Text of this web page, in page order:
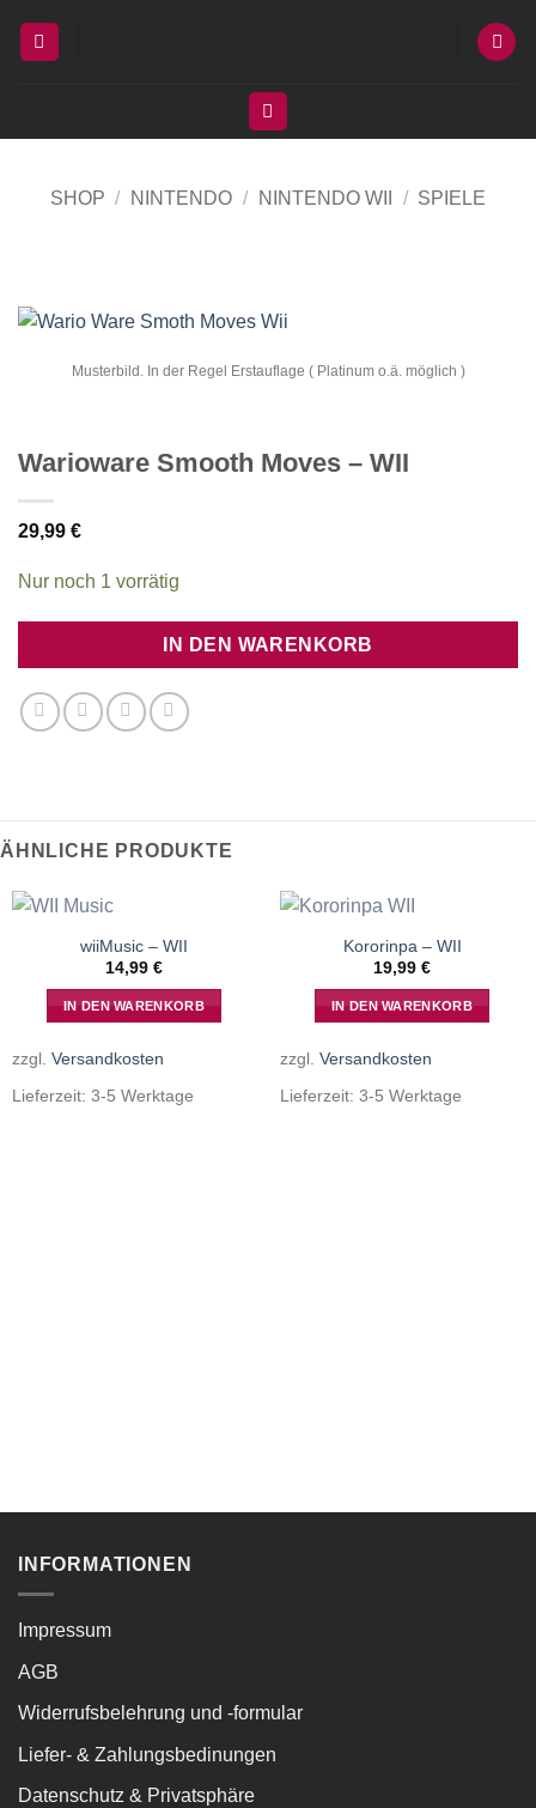
Inhalt
SHOP / NINTENDO / NINTENDO WII / SPIELE
Musterbild. In der Regel Erstauflage ( Platinum o.ä. möglich )
Warioware Smooth Moves – WII
29,99 €
Nur noch 1 vorrätig
IN DEN WARENKORB
ÄHNLICHE PRODUKTE
wiiMusic – WII
14,99 €
IN DEN WARENKORB
zzgl. Versandkosten
Lieferzeit: 3-5 Werktage
Kororinpa – WII
19,99 €
IN DEN WARENKORB
zzgl. Versandkosten
Lieferzeit: 3-5 Werktage
INFORMATIONEN
Impressum
AGB
Widerrufsbelehrung und -formular
Liefer- & Zahlungsbedinungen
Datenschutz & Privatsphäre